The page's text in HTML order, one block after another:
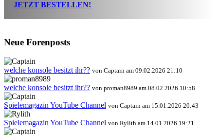
JETZT BESTELLEN!
Neue Forenposts
welche konsole besitzt ihr?? von Captain am 09.02.2026 21:10
welche konsole besitzt ihr?? von proman8989 am 08.02.2026 10:58
Spielemagazin YouTube Channel von Captain am 15.01.2026 20:43
Spielemagazin YouTube Channel von Rylith am 14.01.2026 19:21